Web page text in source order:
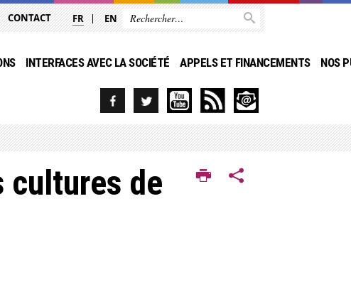
CONTACT FR EN
INTERFACES AVEC LA SOCIÉTÉ APPELS ET FINANCEMENTS NOS
cultures de